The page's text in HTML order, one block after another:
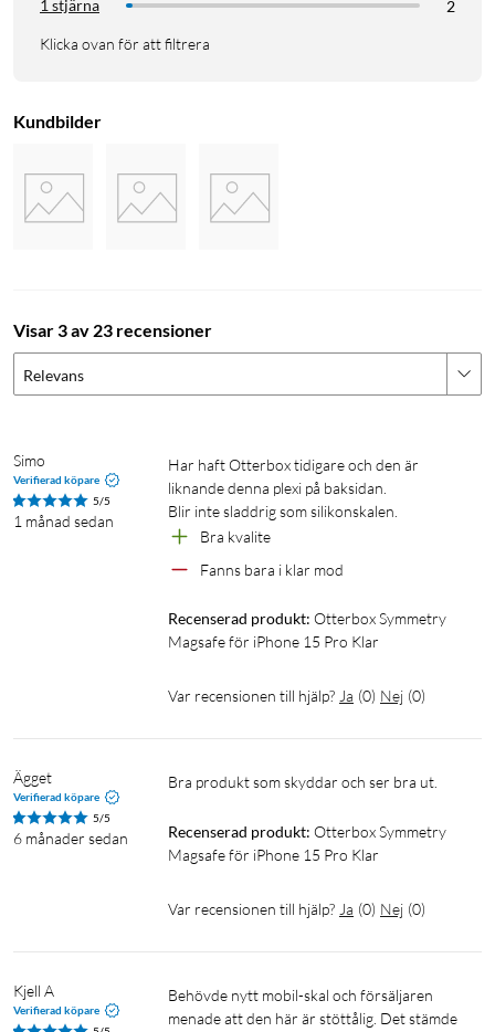
1 stjärna
2
Klicka ovan för att filtrera
Kundbilder
Visar 3 av 23 recensioner
Relevans
Simo
Verifierad köpare
5/5
1 månad sedan
Har haft Otterbox tidigare och den är
liknande denna plexi på baksidan.
Blir inte sladdrig som silikonskalen.
Bra kvalite
Fanns bara i klar mod
Recenserad produkt: Otterbox Symmetry
Magsafe för iPhone 15 Pro Klar
Var recensionen till hjälp? Ja (0) Nej (0)
Ägget
Verifierad köpare
5/5
6 månader sedan
Bra produkt som skyddar och ser bra ut.
Recenserad produkt: Otterbox Symmetry
Magsafe för iPhone 15 Pro Klar
Var recensionen till hjälp? Ja (0) Nej (0)
Kjell A
Verifierad köpare
Behövde nytt mobil-skal och försäljaren
menade att den här är stöttålig. Det stämde